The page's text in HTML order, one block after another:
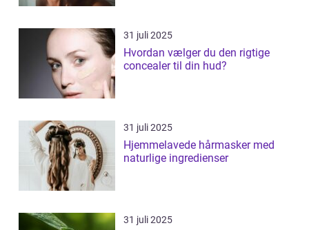
31 juli 2025
Hvordan vælger du den rigtige
concealer til din hud?
31 juli 2025
Hjemmelavede hårmasker med
naturlige ingredienser
31 juli 2025